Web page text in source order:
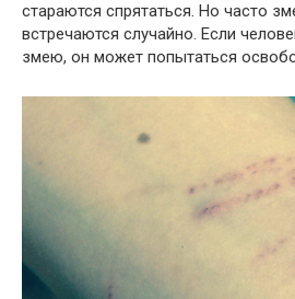
стараются спрятаться. Но часто
встречаются случайно. Если
змею, он может попытаться